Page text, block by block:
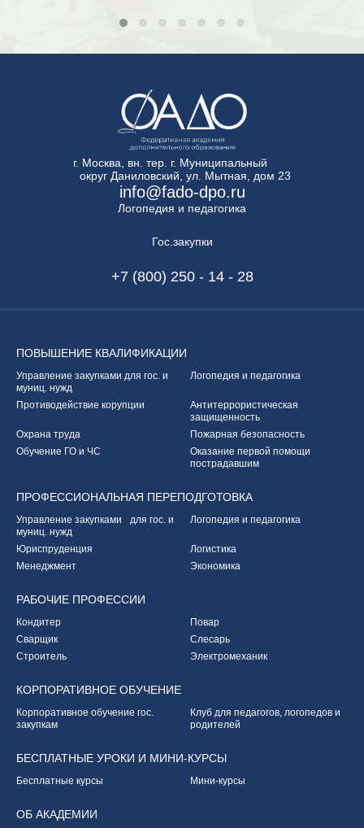
г. Москва, вн. тер. г. Муниципальный
округ Даниловский, ул. Мытная, дом 23
info@fado-dpo.ru
Логопедия и педагогика
Гос.закупки
+7 (800) 250 - 14 - 28
ПОВЫШЕНИЕ КВАЛИФИКАЦИИ
Управление закупками для гос. и
муниц. нужд
Логопедия и педагогика
Противодействие корупции
Антитеррористическая
защищенность
Охрана труда
Пожарная безопасность
Обучение ГО и ЧС
Оказание первой помощи
пострадавшим
ПРОФЕССИОНАЛЬНАЯ ПЕРЕПОДГОТОВКА
Управление закупками для гос. и
муниц. нужд
Логопедия и педагогика
Юриспруденция
Логистика
Менеджмент
Экономика
РАБОЧИЕ ПРОФЕССИИ
Кондитер
Повар
Сварщик
Слесарь
Строитель
Электромеханик
КОРПОРАТИВНОЕ ОБУЧЕНИЕ
Корпоративное обучение гос.
закупкам
Клуб для педагогов, логопедов и
родителей
БЕСПЛАТНЫЕ УРОКИ И МИНИ-КУРСЫ
Бесплатные курсы Мини-курсы
ОБ АКАДЕМИИ